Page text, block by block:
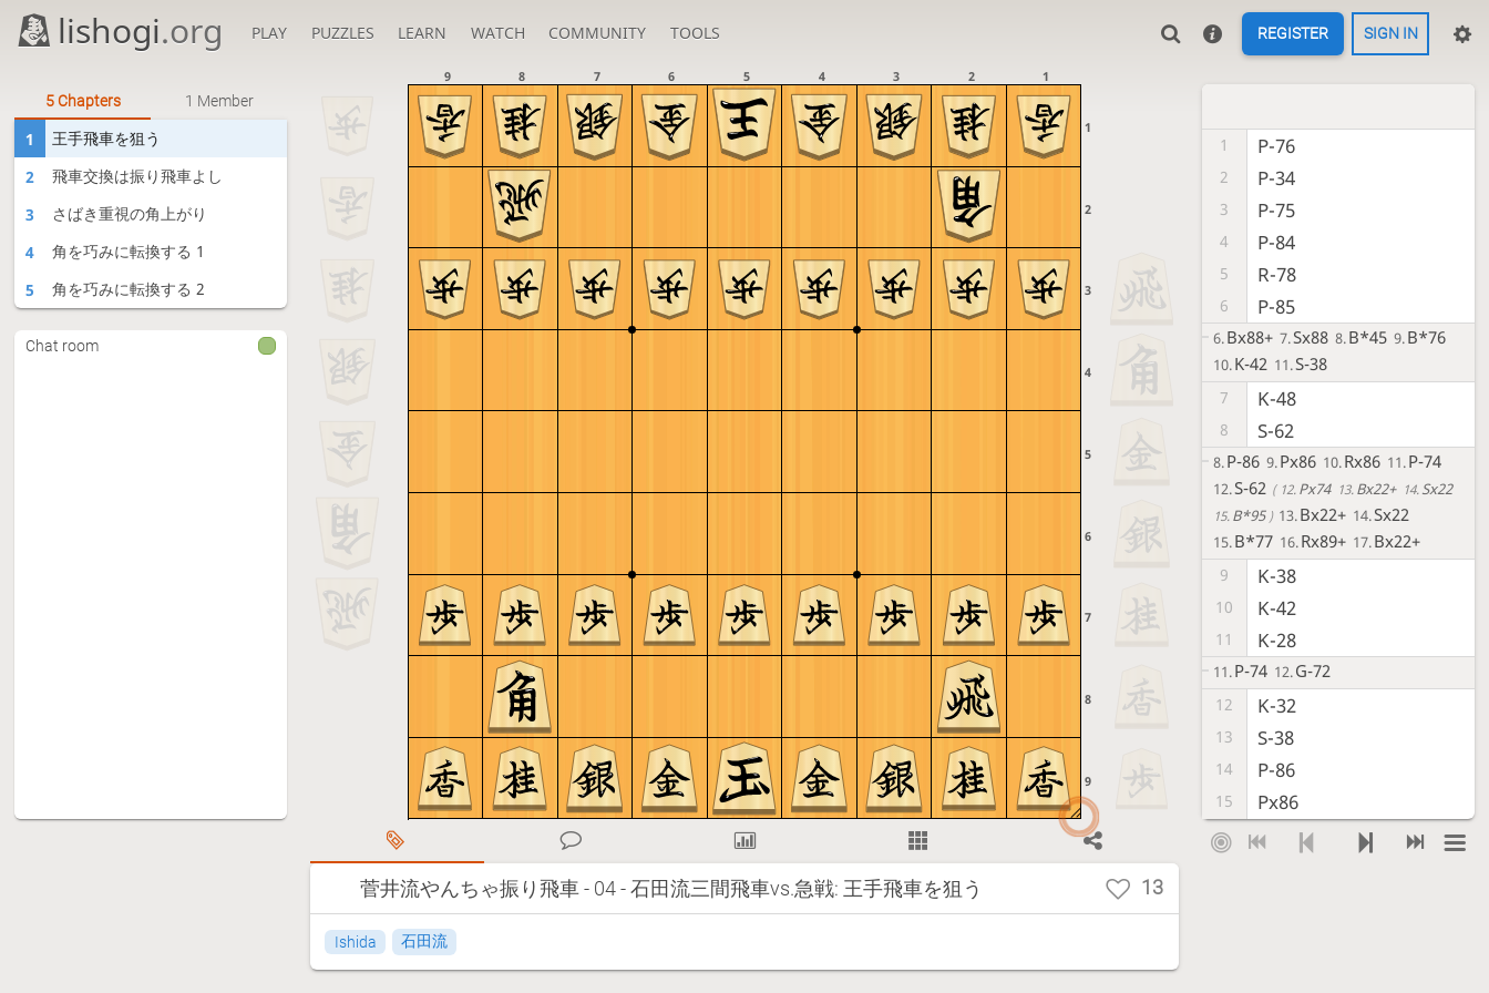
lishogi.org PLAY PUZZLES LEARN WATCH COMMUNITY TOOLS REGISTER SIGN IN
9
8
7
6
5
4
3
2
1
9 8 7 6 5 4 3 2 1
1 P-76
2 P-34
3 P-75
4 P-84
5 R-78
6 P-85
6.Bx88+ 7.Sx88 8.B*45 9.B*76
10.K-42 11.S-38
7 K-48
8 S-62
8.P-86 9.Px86 10.Rx86 11.P-74
12.S-62 12. Px74 13. Bx22+ 14. Sx22
15. B*95 13.Bx22+ 14.Sx22
15.B*77 16.Rx89+ 17.Bx22+
9 K-38
10 K-42
11 K-28
11.P-74 12.G-72
12 K-32
13 S-38
14 P-86
15 Px86
16 Rx86
菅井流やんちゃ振り飛車 - 04 - 石田流三間飛車vs.急戦: 王手飛車を狙う 13
Ishida 石田流
5 Chapters 1 Member
1
王手飛車を狙う
2
飛車交換は振り飛車よし
3
さばき重視の角上がり
4
角を巧みに転換する 1
5
角を巧みに転換する 2
Chat room